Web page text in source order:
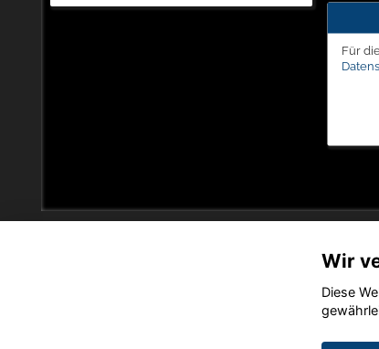
Für
Wir
Diese